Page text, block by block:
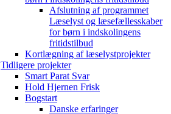
Afslutning af programmet
Læselyst og læsefællesskaber
for børn i indskolingens
fritidstilbud
Kortlægning af læselystprojekter
Tidligere projekter
Smart Parat Svar
Hold Hjernen Frisk
Bogstart
Danske erfaringer